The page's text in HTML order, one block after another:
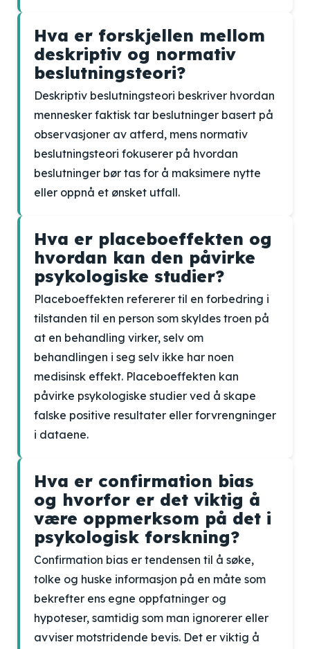
Hva er forskjellen mellom
deskriptiv og normativ
beslutningsteori?
Deskriptiv beslutningsteori beskriver hvordan
mennesker faktisk tar beslutninger basert på
observasjoner av atferd, mens normativ
beslutningsteori fokuserer på hvordan
beslutninger bør tas for å maksimere nytte
eller oppnå et ønsket utfall.
Hva er placeboeffekten og
hvordan kan den påvirke
psykologiske studier?
Placeboeffekten refererer til en forbedring i
tilstanden til en person som skyldes troen på
at en behandling virker, selv om
behandlingen i seg selv ikke har noen
medisinsk effekt. Placeboeffekten kan
påvirke psykologiske studier ved å skape
falske positive resultater eller forvrengninger
i dataene.
Hva er confirmation bias
og hvorfor er det viktig å
være oppmerksom på det i
psykologisk forskning?
Confirmation bias er tendensen til å søke,
tolke og huske informasjon på en måte som
bekrefter ens egne oppfatninger og
hypoteser, samtidig som man ignorerer eller
avviser motstridende bevis. Det er viktig å